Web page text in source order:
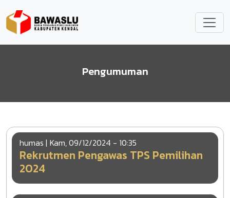
Pengumuman
humas | Kam, 09/12/2024 - 10:35
Rekrutmen Pengawas TPS Pemilihan
2024